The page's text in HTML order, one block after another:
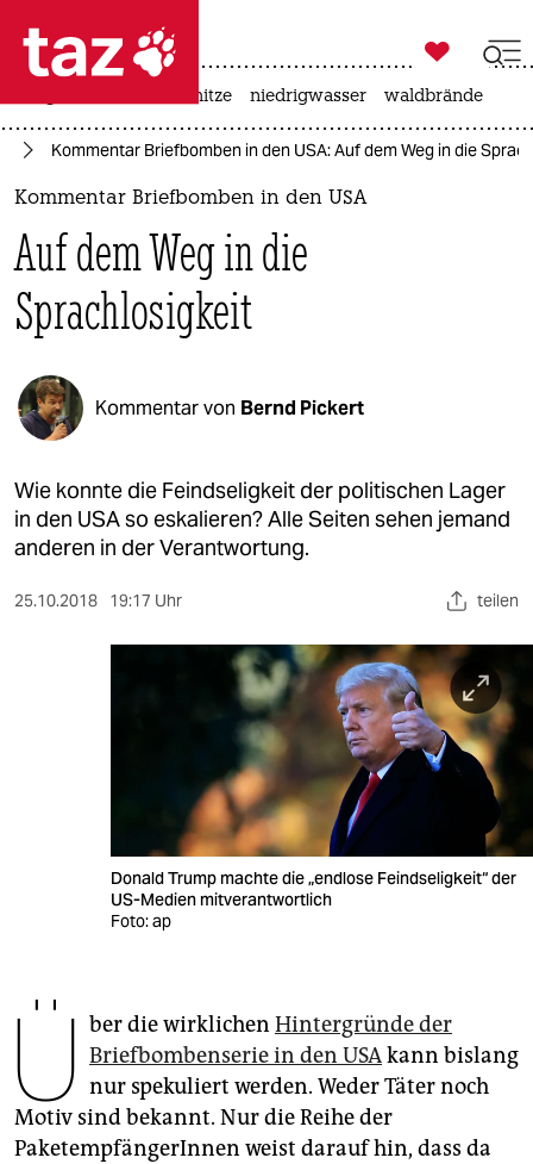
 taz zahl ich
taz zahl ich
politik
öko
gesellschaft
kultur
sport
berlin
nord
wahrheit
fragen & hilfe
unterstützen
genossenschaft
epaper login

taz zahl ich
hitze niedrigwasser waldbrände
Kommentar Briefbomben in den USA: Auf dem Weg in die
Kommentar Briefbomben in den USA
Auf dem Weg in die
Sprachlosigkeit
Kommentar von Bernd Pickert
Wie konnte die Feindseligkeit der politischen Lager
in den USA so eskalieren? Alle Seiten sehen jemand
anderen in der Verantwortung.
25.10.2018 19:17 Uhr teilen
Donald Trump machte die „endlose Feindseligkeit“ der
US-Medien mitverantwortlich
Foto: ap
Ü ber die wirklichen Hintergründe der
Briefbombenserie in den USAkann bislang
nur spekuliert werden. Weder Täter noch
Motiv sind bekannt. Nur die Reihe der
PaketempfängerInnen weist darauf hin, dass da